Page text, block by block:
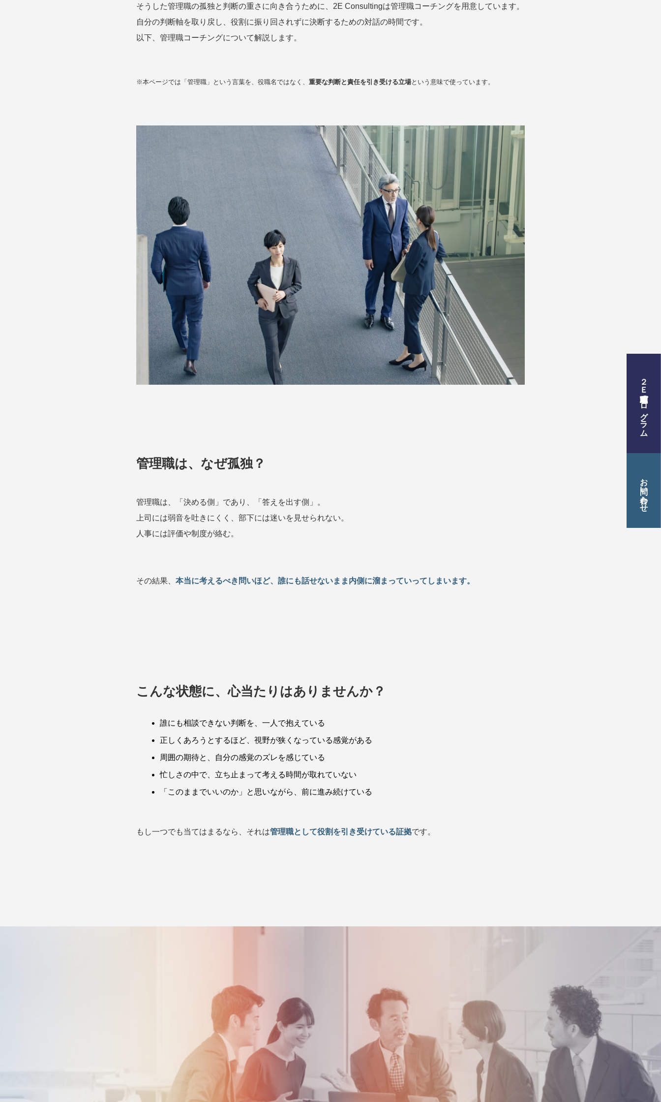
SERVICES ２Ｅ式管理職養成プログラム
お問い合わせ
そうした管理職の孤独と判断の重さに向き合うために、2E Consultingは管理職コーチングを用意しています。
自分の判断軸を取り戻し、役割に振り回されずに決断するための対話の時間です。
以下、管理職コーチングについて解説します。
※本ページでは「管理職」という言葉を、役職名ではなく、 重要な判断と責任を引き受ける立場という意味で使っています。
管理職は、なぜ孤独？
管理職は、「決める側」であり、「答えを出す側」。
上司には弱音を吐きにくく、部下には迷いを見せられない。
人事には評価や制度が絡む。
その結果、 本当に考えるべき問いほど、誰にも話せないまま内側に溜まっていってしまいます。
こんな状態に、心当たりはありませんか？
誰にも相談できない判断を、一人で抱えている
正しくあろうとするほど、視野が狭くなっている感覚がある
周囲の期待と、自分の感覚のズレを感じている
忙しさの中で、立ち止まって考える時間が取れていない
「このままでいいのか」と思いながら、前に進み続けている
もし一つでも当てはまるなら、それは管理職として役割を引き受けている証拠です。